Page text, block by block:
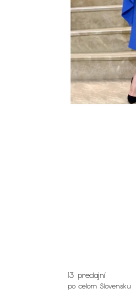
13 predajní
po celom Slovensku